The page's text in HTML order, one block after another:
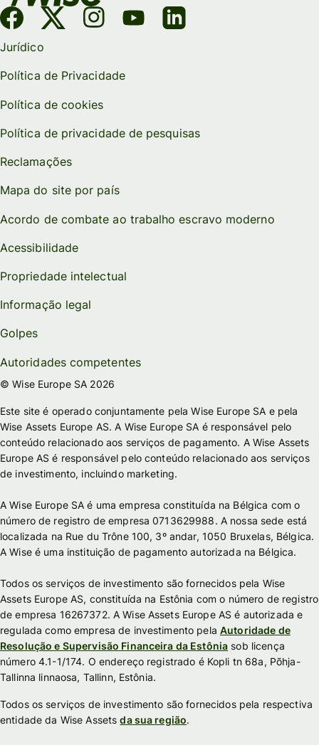
Jurídico
Política de Privacidade
Política de cookies
Política de privacidade de pesquisas
Reclamações
Mapa do site por país
Acordo de combate ao trabalho escravo moderno
Acessibilidade
Propriedade intelectual
Informação legal
Golpes
Autoridades competentes
© Wise Europe SA 2026
Este site é operado conjuntamente pela Wise Europe SA e pela
Wise Assets Europe AS. A Wise Europe SA é responsável pelo
conteúdo relacionado aos serviços de pagamento. A Wise Assets
Europe AS é responsável pelo conteúdo relacionado aos serviços
de investimento, incluindo marketing.
A Wise Europe SA é uma empresa constituída na Bélgica com o
número de registro de empresa 0713629988. A nossa sede está
localizada na Rue du Trône 100, 3º andar, 1050 Bruxelas, Bélgica.
A Wise é uma instituição de pagamento autorizada na Bélgica.
Todos os serviços de investimento são fornecidos pela Wise
Assets Europe AS, constituída na Estônia com o número de registro
de empresa 16267372. A Wise Assets Europe AS é autorizada e
regulada como empresa de investimento pelaAutoridade de
Resolução e Supervisão Financeira da Estônia sob licença
número 4.1-1/174. O endereço registrado é Kopli tn 68a, Põhja-
Tallinna linnaosa, Tallinn, Estônia.
Todos os serviços de investimento são fornecidos pela respectiva
entidade da Wise Assetsda sua região.